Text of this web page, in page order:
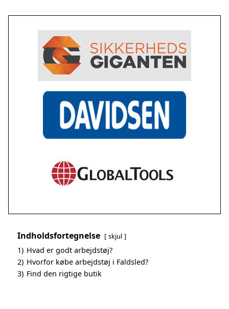
Indholdsfortegnelse skjul
1) Hvad er godt arbejdstøj?
2) Hvorfor købe arbejdstøj i Faldsled?
3) Find den rigtige butik